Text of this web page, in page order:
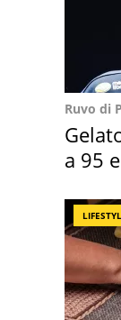
Ruvo di
a 95